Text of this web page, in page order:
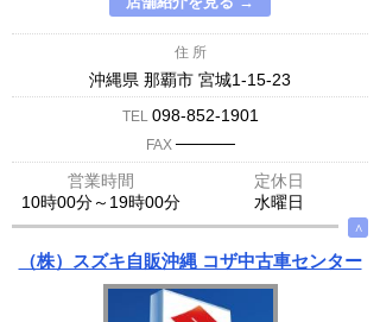
住 所
沖縄県 那覇市 宮城1-15-23
TEL 098-852-1901
FAX ─────
営業時間
定休日
10時00分～19時00分
水曜日
∧
（株）スズキ自販沖縄 コザ中古車センター